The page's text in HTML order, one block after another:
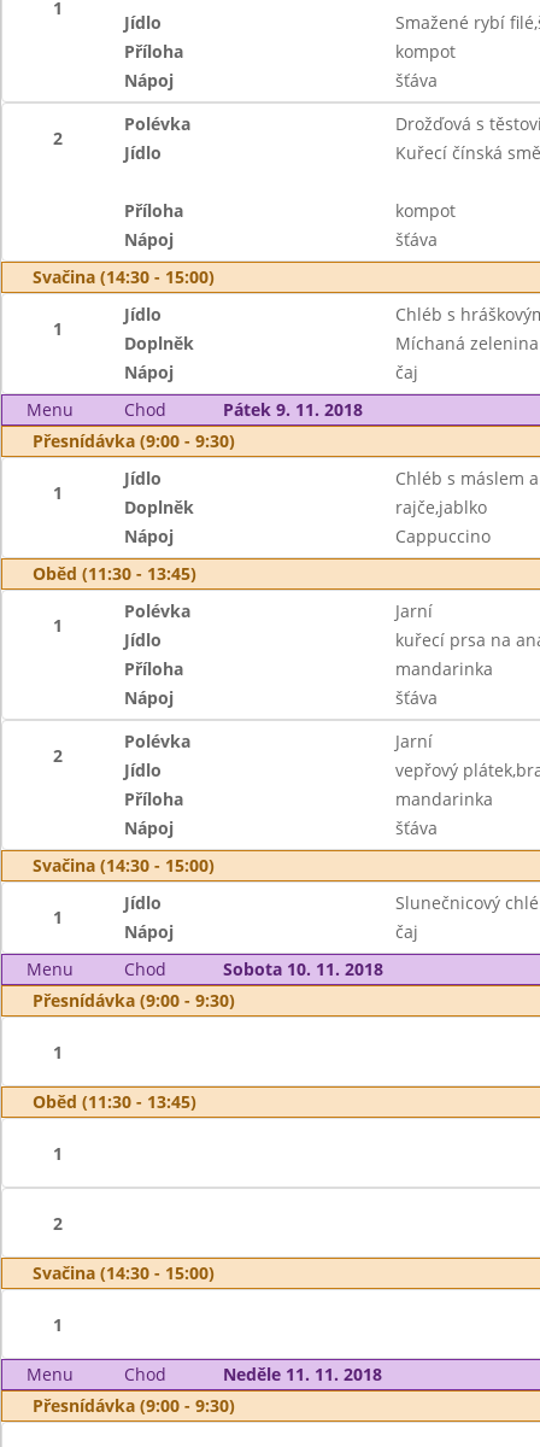
1
Jídlo
Smažené rybí
Příloha
kompot
Nápoj
šťáva
2
Polévka
Drožďová s
Jídlo
Kuřecí čínská
Příloha
kompot
Nápoj
šťáva
Svačina (14:30 - 15:00)
1
Jídlo
Chléb s
Doplněk
Míchaná zelenina
Nápoj
čaj
Menu
Chod
Pátek 9. 11. 2018
Přesnídávka (9:00 - 9:30)
1
Jídlo
Chléb s máslem
Doplněk
rajče,jablko
Nápoj
Cappuccino
Oběd (11:30 - 13:45)
1
Polévka
Jarní
Jídlo
kuřecí prsa na
Příloha
mandarinka
Nápoj
šťáva
2
Polévka
Jarní
Jídlo
vepřový
Příloha
mandarinka
Nápoj
šťáva
Svačina (14:30 - 15:00)
1
Jídlo
Slunečnicový
Nápoj
čaj
Menu
Chod
Sobota 10. 11. 2018
Přesnídávka (9:00 - 9:30)
1
Oběd (11:30 - 13:45)
1
2
Svačina (14:30 - 15:00)
1
Menu Chod
Neděle 11. 11. 2018
Přesnídávka (9:00 - 9:30)